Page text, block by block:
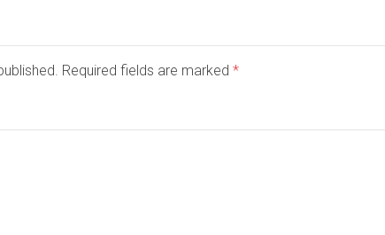
Required fields are marked *